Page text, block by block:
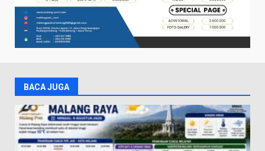
BACA JUGA